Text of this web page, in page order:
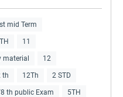
mid Term
11
material 12
th 12Th 2 STD
th public Exam 5TH